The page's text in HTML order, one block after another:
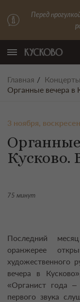
Перед
Главная
Концерты
Органные вечера в
3 ноября,
Кусково.
75 минут
Последний
оранжерее
художественного
вечера в
«Органист года
первого звука